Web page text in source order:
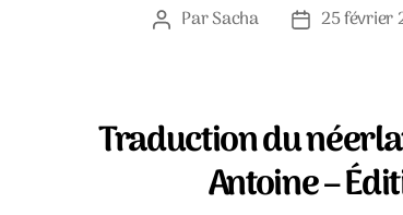
Auteur
ParSacha
Date25 février
Traduction du
Antoine –